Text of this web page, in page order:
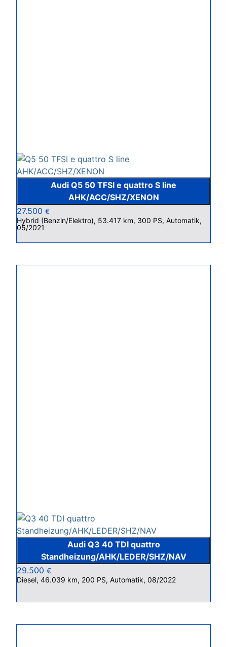
Audi Q5 50 TFSI e quattro S line
AHK/ACC/SHZ/XENON
27.500 €
Hybrid (Benzin/Elektro), 53.417 km, 300 PS, Automatik,
05/2021
Audi Q3 40 TDI quattro
Standheizung/AHK/LEDER/SHZ/NAV
29.500 €
Diesel, 46.039 km, 200 PS, Automatik, 08/2022